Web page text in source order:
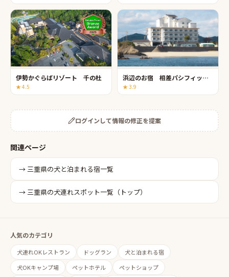
伊勢かぐらばリゾート 千の杜
★4.5
浜辺のお宿 相差パシフィックホテル
★3.9
ログインして情報の修正を提案
関連ページ
→ 三重県の犬と泊まれる宿一覧
→ 三重県の犬連れスポット一覧（トップ）
人気のカテゴリ
犬連れOKレストラン ドッグラン
犬と泊まれる宿
犬OKキャンプ場
ペットホテル ペットショップ